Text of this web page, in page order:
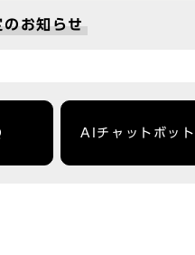
のお知らせ
AIチャットボット